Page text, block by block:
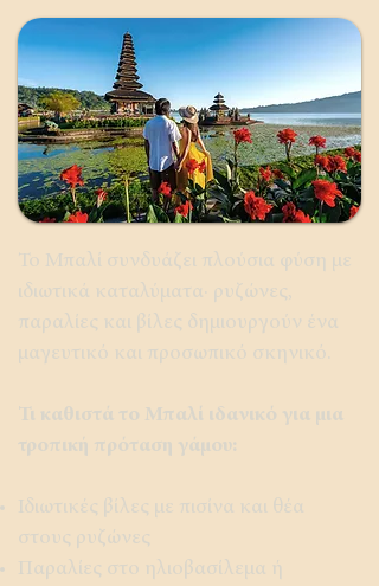
Το Μπαλί συνδυάζει πλούσια φύση με
ιδιωτικά καταλύματα· ρυζώνες,
παραλίες και βίλες δημιουργούν ένα
μαγευτικό και προσωπικό σκηνικό.
Τι καθιστά το Μπαλί ιδανικό για μια
τροπική πρόταση γάμου:
Ιδιωτικές βίλες με πισίνα και θέα
στους ρυζώνες
Παραλίες στο ηλιοβασίλεμα ή